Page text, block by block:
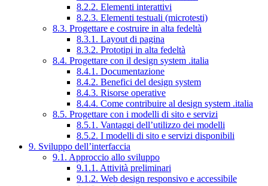
8.2.2. Elementi interattivi
8.2.3. Elementi testuali (microtesti)
8.3. Progettare e costruire in alta fedeltà
8.3.1. Layout di pagina
8.3.2. Prototipi in alta fedeltà
8.4. Progettare con il design system .italia
8.4.1. Documentazione
8.4.2. Benefici del design system
8.4.3. Risorse operative
8.4.4. Come contribuire al design system .italia
8.5. Progettare con i modelli di sito e servizi
8.5.1. Vantaggi dell’utilizzo dei modelli
8.5.2. I modelli di sito e servizi disponibili
9. Sviluppo dell’interfaccia
9.1. Approccio allo sviluppo
9.1.1. Attività preliminari
9.1.2. Web design responsivo e accessibile